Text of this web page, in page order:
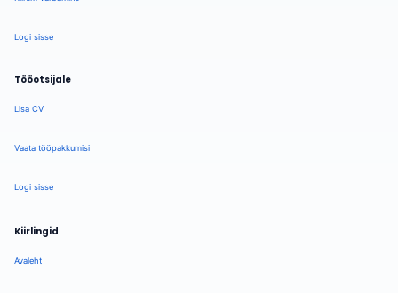
Logi sisse
Tööotsijale
Lisa CV
Vaata tööpakkumisi
Logi sisse
Kiirlingid
Avaleht